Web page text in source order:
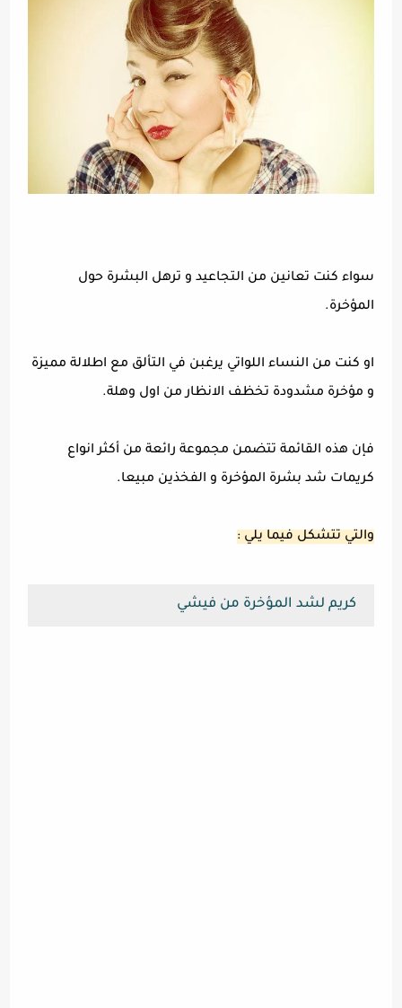
سواء كنت تعانين من التجاعيد و ترهل البشرة حول
المؤخرة.
او كنت من النساء اللواتي يرغبن في التألق مع اطلالة مميزة
و مؤخرة مشدودة تخظف الانظار من اول وهلة.
فإن هذه القائمة تتضمن مجموعة رائعة من أكثر انواع
كريمات شد بشرة المؤخرة و الفخذين مبيعا.
والتي تتشكل فيما يلي :
كريم لشد المؤخرة من فيشي